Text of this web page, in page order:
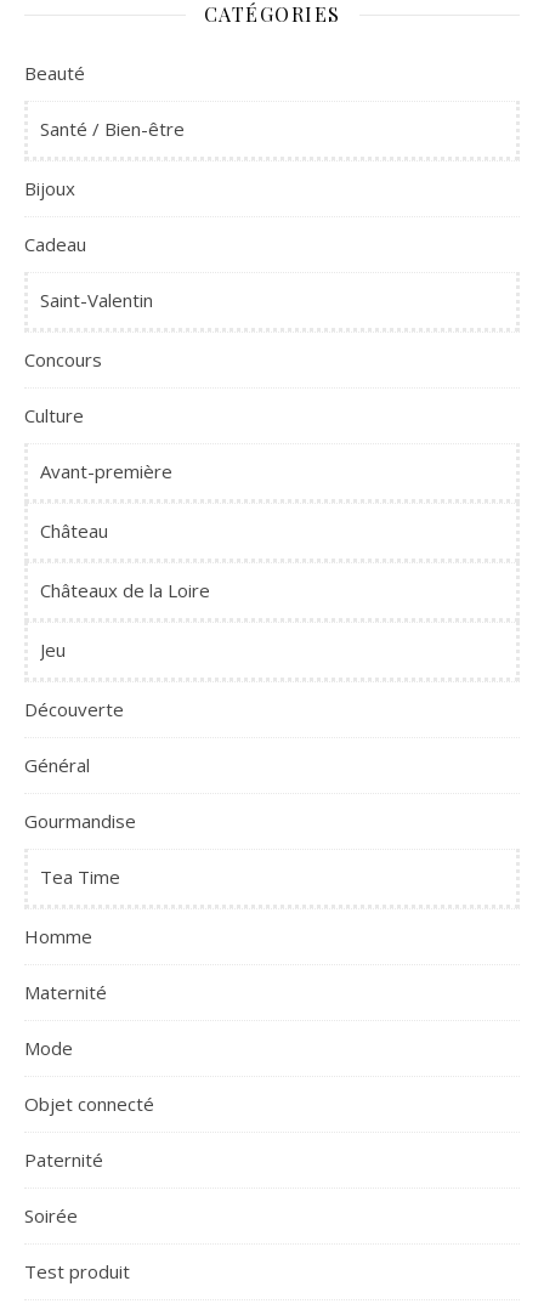
CATÉGORIES
Beauté
Santé / Bien-être
Bijoux
Cadeau
Saint-Valentin
Concours
Culture
Avant-première
Château
Châteaux de la Loire
Jeu
Découverte
Général
Gourmandise
Tea Time
Homme
Maternité
Mode
Objet connecté
Paternité
Soirée
Test produit